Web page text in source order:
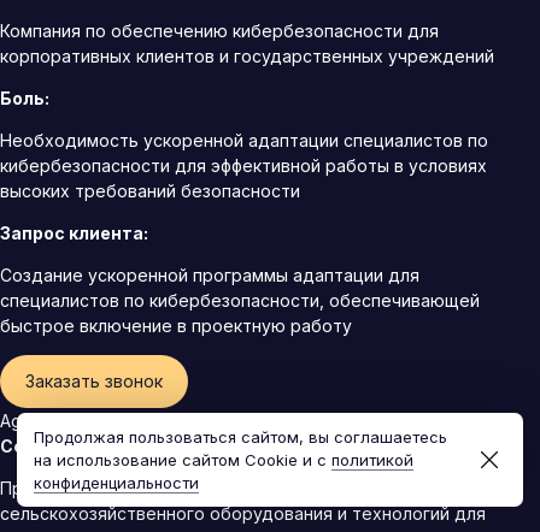
Компания по обеспечению кибербезопасности для
корпоративных клиентов и государственных учреждений
Боль:
Необходимость ускоренной адаптации специалистов по
кибербезопасности для эффективной работы в условиях
высоких требований безопасности
Запрос клиента:
Создание ускоренной программы адаптации для
специалистов по кибербезопасности, обеспечивающей
быстрое включение в проектную работу
Заказать звонок
AgroTech
Сфера деятельности:
Производитель и поставщик современного
сельскохозяйственного оборудования и технологий для
Продолжая пользоваться сайтом, вы соглашаетесь
на использование сайтом Cookie и с политикой
конфиденциальности